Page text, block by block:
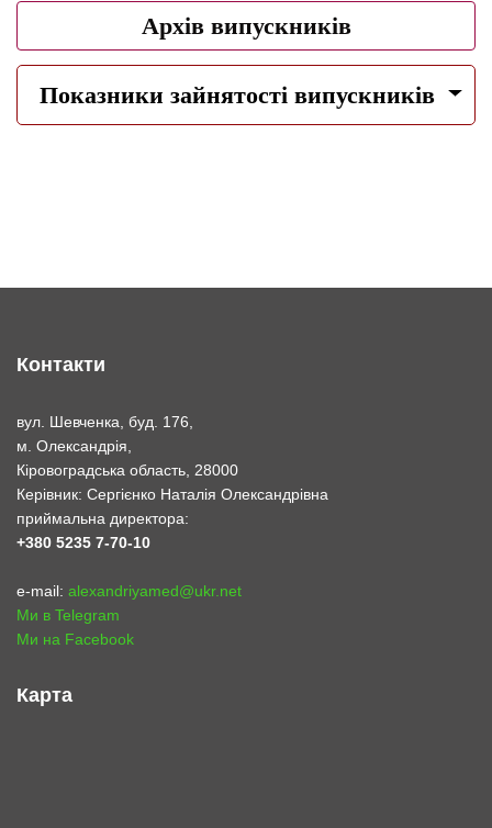
Архів випускників
Показники зайнятості випускників
Контакти
вул. Шевченка, буд. 176,
м. Олександрія,
Кіровоградська область, 28000
Керівник: Сергієнко Наталія Олександрівна
приймальна директора:
+380 5235 7-70-10
e-mail: alexandriyamed@ukr.net
Ми в Telegram
Ми на Facebook
Карта